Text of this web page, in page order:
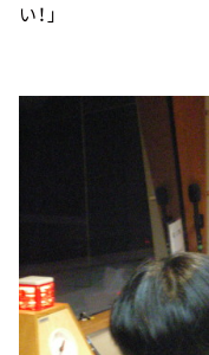
い！」